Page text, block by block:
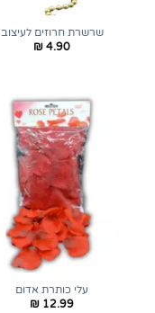
שרשרת חרוזים לעיצוב
₪ 4.90
עלי כותרת אדום
₪ 12.99